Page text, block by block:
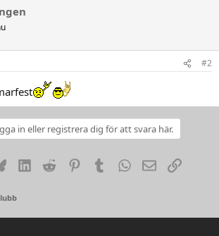
#2
in eller registrera dig för att svara här.
BlueskyLinkedIn
Reddit PinterestTumblrWhatsApp
EmailLink